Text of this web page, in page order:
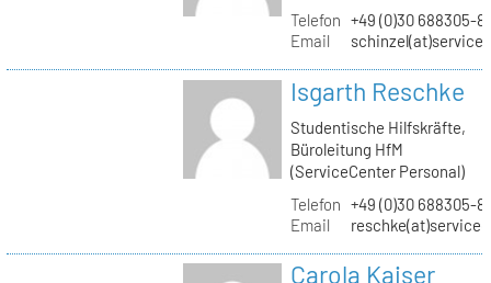
Telefon +49 (0)30 688305-
Email
Isgarth Reschke
Studentische Hilfskräfte,
Büroleitung HfM
(ServiceCenter Personal)
Telefon +49 (0)30 688305-
Email
Carola Kaiser